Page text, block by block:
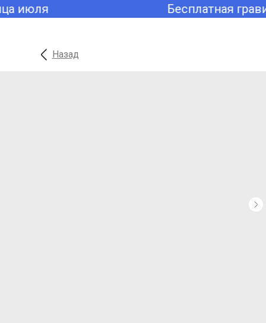
июля Бесплатная
Назад